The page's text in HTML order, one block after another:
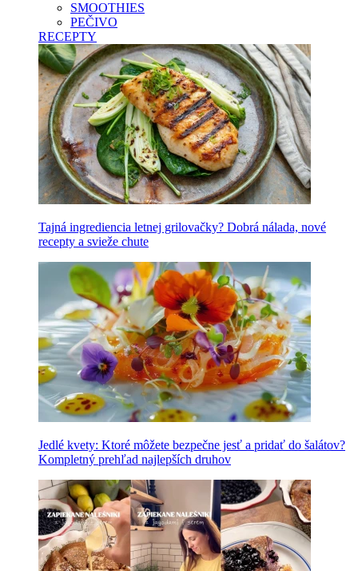
SMOOTHIES
PEČIVO
RECEPTY
Tajná ingrediencia letnej grilovačky? Dobrá nálada, nové
recepty a svieže chute
Jedlé kvety: Ktoré môžete bezpečne jesť a pridať do šalátov?
Kompletný prehľad najlepších druhov